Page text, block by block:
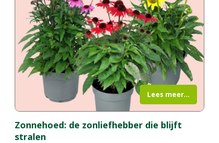
Zonnehoed: de zonliefhebber die blijft
stralen
Lees meer...